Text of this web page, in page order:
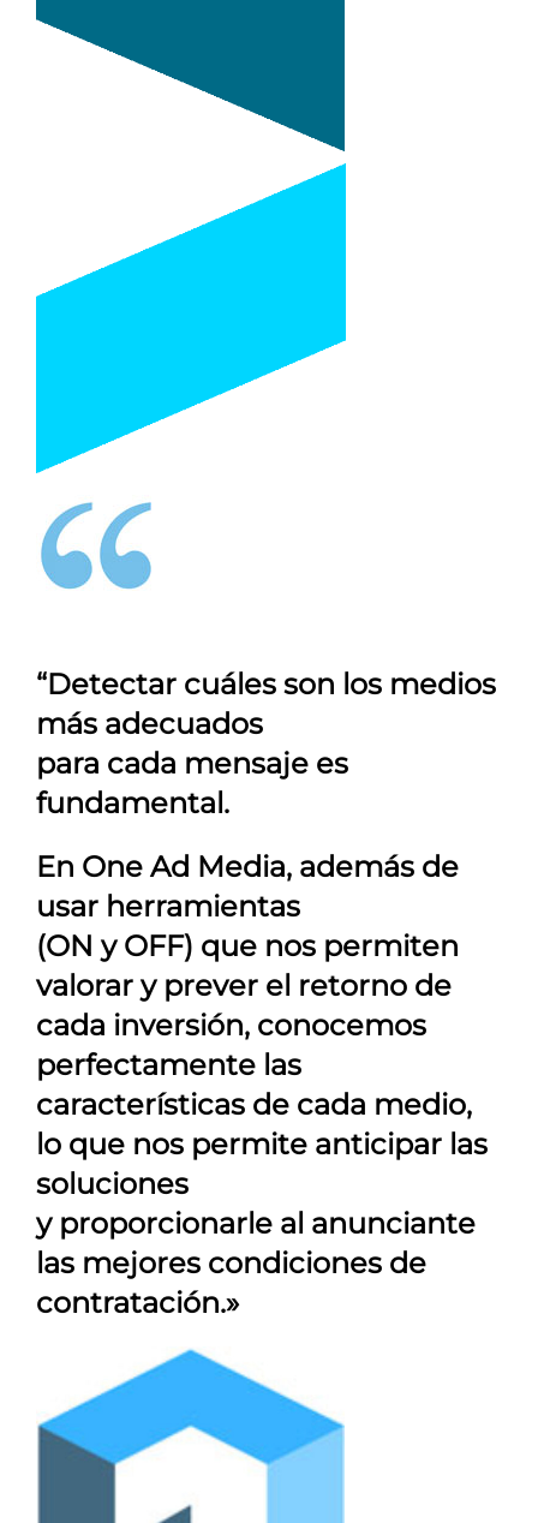
“Detectar cuáles son los medios
más adecuados
para cada mensaje es
fundamental.
En One Ad Media, además de
usar herramientas
(ON y OFF) que nos permiten
valorar y prever el retorno de
cada inversión, conocemos
perfectamente las
características de cada medio,
lo que nos permite anticipar las
soluciones
y proporcionarle al anunciante
las mejores condiciones de
contratación.»